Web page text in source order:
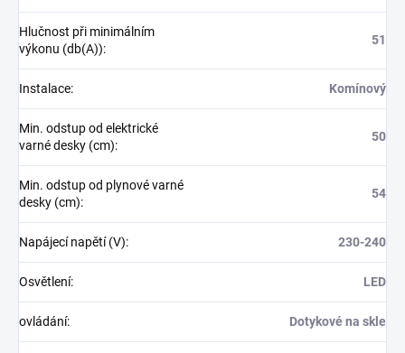
Hlučnost při minimálním
výkonu (db(A)):
51
Instalace: Komínový
Min. odstup od elektrické
varné desky (cm):
50
Min. odstup od plynové varné
desky (cm):
54
Napájecí napětí (V): 230-240
Osvětlení: LED
ovládání: Dotykové na skle